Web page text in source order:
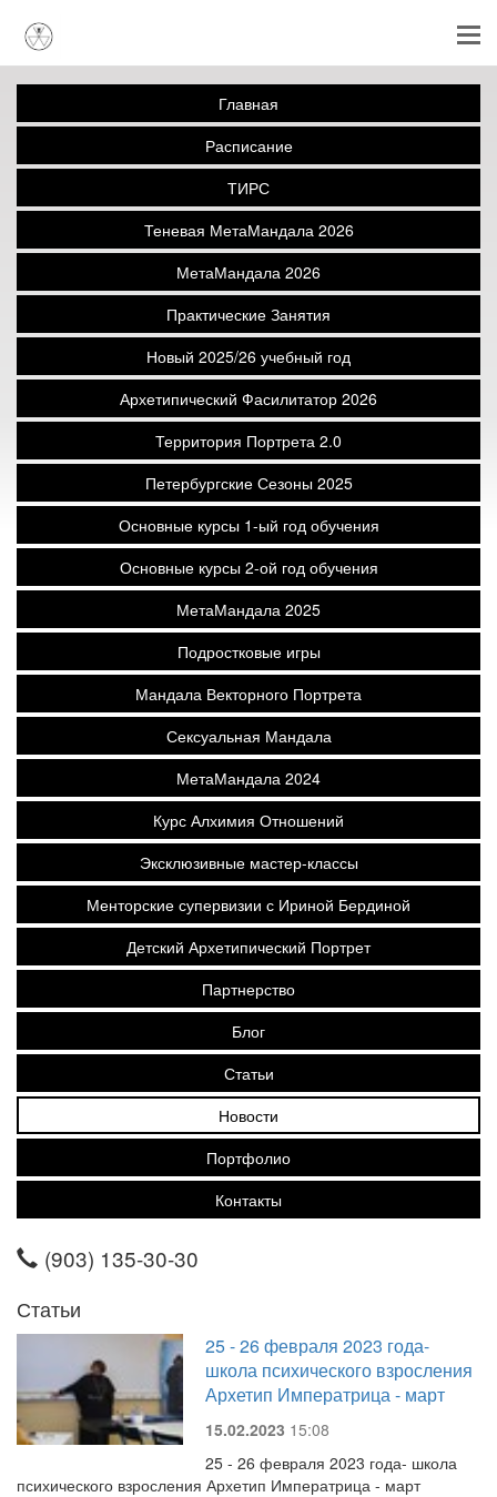
Главная
Расписание
ТИРС
Теневая МетаМандала 2026
МетаМандала 2026
Практические Занятия
Новый 2025/26 учебный год
Архетипический Фасилитатор 2026
Территория Портрета 2.0
Петербургские Сезоны 2025
Основные курсы 1-ый год обучения
Основные курсы 2-ой год обучения
МетаМандала 2025
Подростковые игры
Мандала Векторного Портрета
Сексуальная Мандала
МетаМандала 2024
Курс Алхимия Отношений
Эксклюзивные мастер-классы
Менторские супервизии с Ириной Бердиной
Детский Архетипический Портрет
Партнерство
Блог
Статьи
Новости
Портфолио
Контакты
(903) 135-30-30
Статьи
25 - 26 февраля 2023 года-
школа психического взросления
Архетип Императрица - март
15.02.2023 15:08
25 - 26 февраля 2023 года- школа
психического взросления Архетип Императрица - март